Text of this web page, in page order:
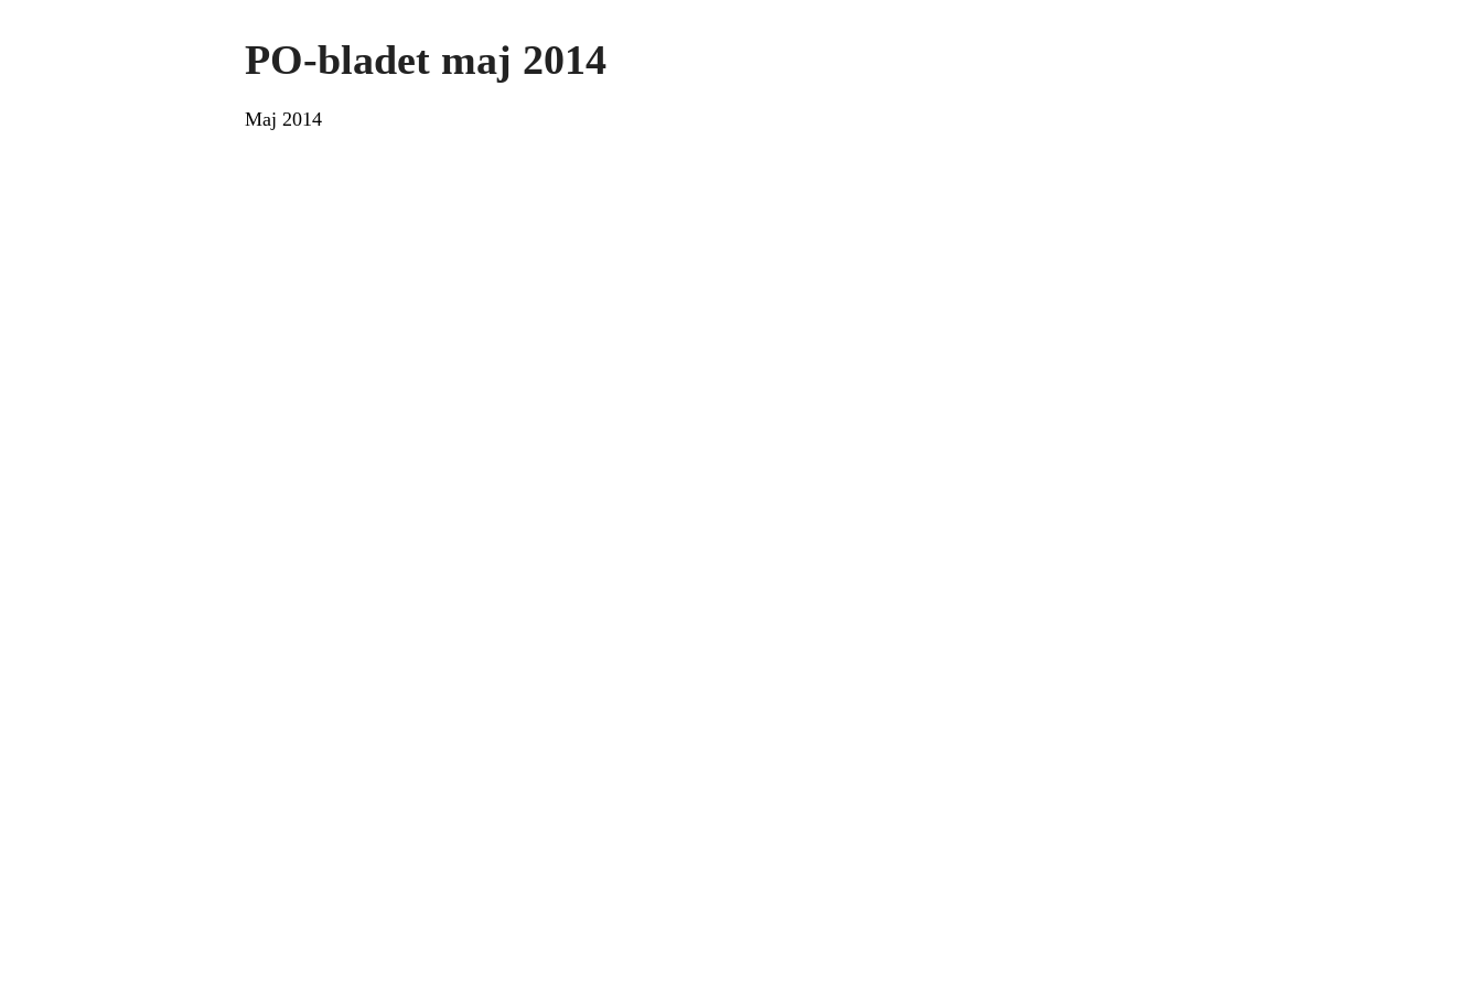
PO-bladet maj 2014
Maj 2014